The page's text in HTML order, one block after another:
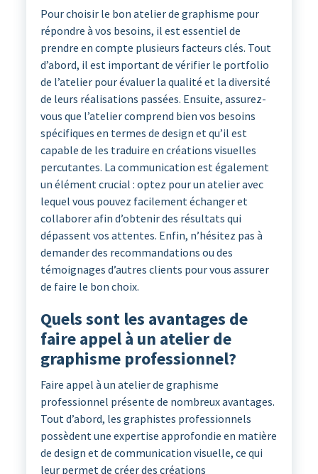
Pour choisir le bon atelier de graphisme pour
répondre à vos besoins, il est essentiel de
prendre en compte plusieurs facteurs clés. Tout
d’abord, il est important de vérifier le portfolio
de l’atelier pour évaluer la qualité et la diversité
de leurs réalisations passées. Ensuite, assurez-
vous que l’atelier comprend bien vos besoins
spécifiques en termes de design et qu’il est
capable de les traduire en créations visuelles
percutantes. La communication est également
un élément crucial : optez pour un atelier avec
lequel vous pouvez facilement échanger et
collaborer afin d’obtenir des résultats qui
dépassent vos attentes. Enfin, n’hésitez pas à
demander des recommandations ou des
témoignages d’autres clients pour vous assurer
de faire le bon choix.
Quels sont les avantages de
faire appel à un atelier de
graphisme professionnel?
Faire appel à un atelier de graphisme
professionnel présente de nombreux avantages.
Tout d’abord, les graphistes professionnels
possèdent une expertise approfondie en matière
de design et de communication visuelle, ce qui
leur permet de créer des créations